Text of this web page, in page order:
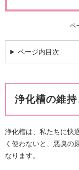
ペ
ページ内目次
浄化槽の維
浄化槽は、私たちに快
く使わないと、悪臭の
なります。